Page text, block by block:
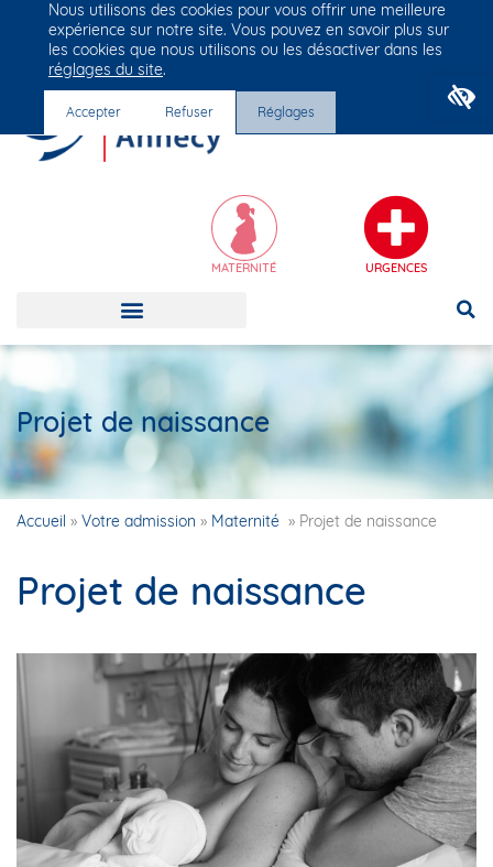
Groupe Vivalto Santé
Entre nous, la vie
MATERNITÉ URGENCES
Projet de naissance
Accueil » Votre admission » Maternité » Projet de naissance
Projet de naissance
Nous utilisons des cookies pour vous offrir une meilleure
expérience sur notre site. Vous pouvez en savoir plus sur
les cookies que nous utilisons ou les désactiver dans les
réglages du site.
Accepter Refuser Réglages